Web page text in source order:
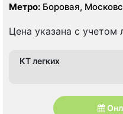
Метро: Боровая,
Цена указана с учетом
КТ легких